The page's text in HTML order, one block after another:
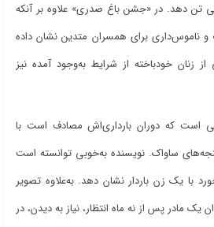
تن دهد. در «جشن باغ صدری» علاوه بر آنکه
ناموس‌داری برای همسران متدین نشان داده
زنان خودباخته از شرایط به‌وجود آمده نیز
است که دوران بارداری‌اش مصادف است با
ساواک. نویسنده به‌خوبی توانسته است
با یک زن باردار نشان دهد. به‌علاوه تصویر
یک مادر پس از نه ماه انتظار، نیاز به دیدن، در